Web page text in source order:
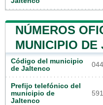
NÚMEROS
MUNICIPIO DE
Código del municipio
de Jaltenco
044
Prefijo telefónico del
municipio de
Jaltenco
591